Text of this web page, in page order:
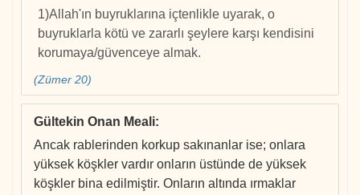
1)Allah'ın buyruklarına içtenlikle uyarak, o
buyruklarla kötü ve zararlı şeylere karşı kendisini
korumaya/güvenceye almak.
(Zümer 20)
Gültekin Onan Meali:
Ancak rablerinden korkup sakınanlar ise; onlara
yüksek köşkler vardır onların üstünde de yüksek
köşkler bina edilmiştir. Onların altında ırmaklar